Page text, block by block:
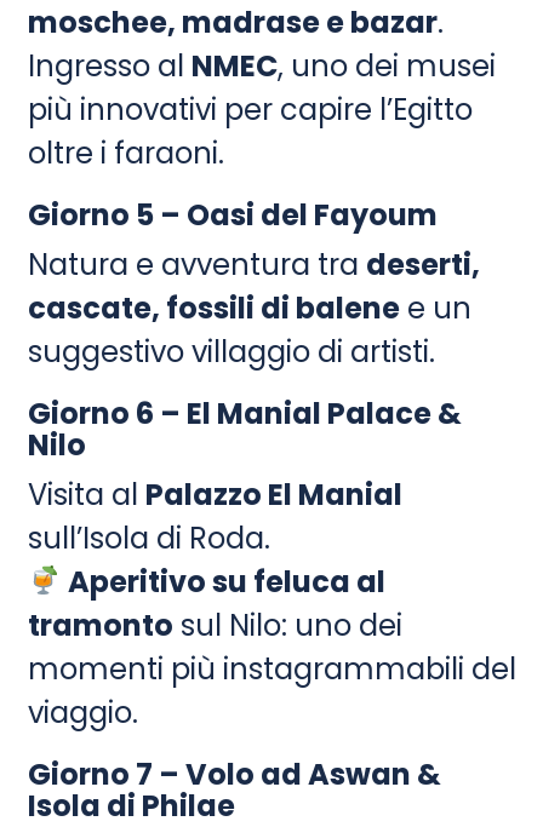
moschee, madrase e bazar.
Ingresso al NMEC, uno dei musei
più innovativi per capire l’Egitto
oltre i faraoni.
Giorno 5 – Oasi del Fayoum
Natura e avventura tra deserti,
cascate, fossili di balenee un
suggestivo villaggio di artisti.
Giorno 6 – El Manial Palace &
Nilo
Visita al Palazzo El Manial
sull’Isola di Roda.
Aperitivo su feluca al
tramonto sul Nilo: uno dei
momenti più instagrammabili del
viaggio.
Giorno 7 – Volo ad Aswan &
Isola di Philae